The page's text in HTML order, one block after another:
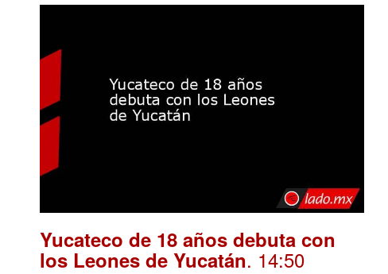
Yucateco de 18 años debuta con
los Leones de Yucatán. 14:50